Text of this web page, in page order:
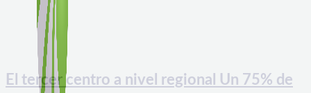
El tercer centro a nivel regional Un 75% de